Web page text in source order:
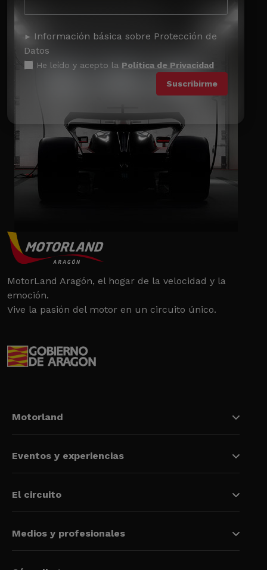
Información básica sobre Protección de
Datos
He leído y acepto la Política de Privacidad
MotorLand Aragón, el hogar de la velocidad y la
emoción.
Vive la pasión del motor en un circuito único.
Motorland
Eventos y experiencias
El circuito
Medios y profesionales